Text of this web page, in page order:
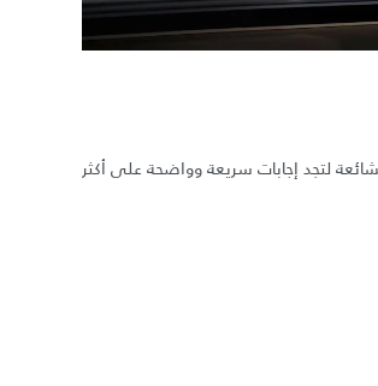
لتجد إجابات سريعة وواضحة على أكثر